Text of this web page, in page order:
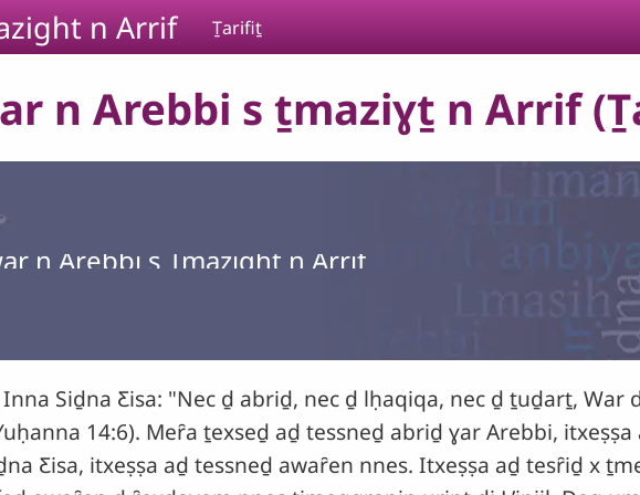
n Arrif Ṯarifiṯ
n Arebbi s ṯmaziɣṯ n Arrif
n Arebbi s Tmazight n Arrif
Siḏna Ƹisa: "Nec ḏ abriḏ, nec ḏ lḥaqiqa, nec ḏ ṯuḏarṯ, War
14:6). Meȓa ṯexseḏ aḏ tessneḏ abriḏ ɣar Arebbi,
Ƹisa, itxeṣṣa aḏ tessneḏ awaȓen nnes. Itxeṣṣa aḏ tesȓiḏ x